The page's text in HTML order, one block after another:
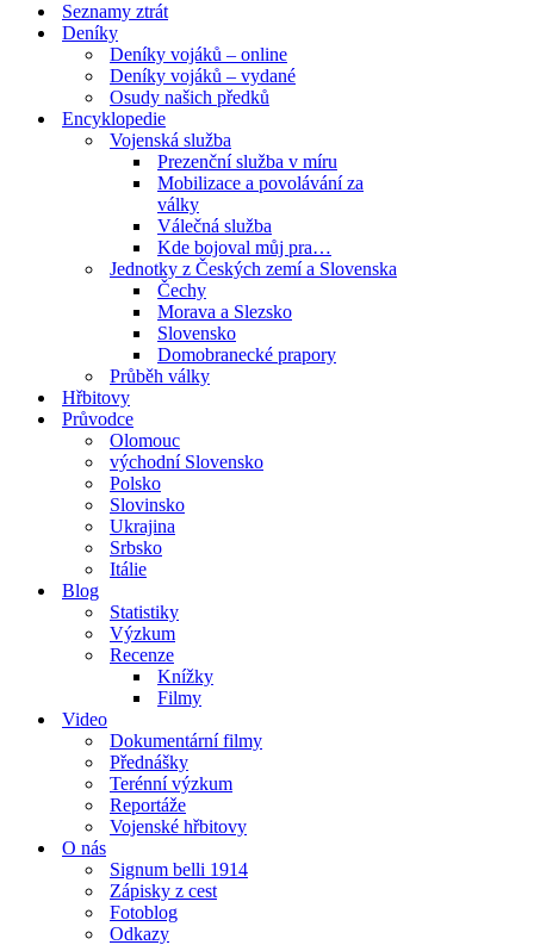
Seznamy ztrát
Deníky
Deníky vojáků – online
Deníky vojáků – vydané
Osudy našich předků
Encyklopedie
Vojenská služba
Prezenční služba v míru
Mobilizace a povolávání za
války
Válečná služba
Kde bojoval můj pra…
Jednotky z Českých zemí a Slovenska
Čechy
Morava a Slezsko
Slovensko
Domobranecké prapory
Průběh války
Hřbitovy
Průvodce
Olomouc
východní Slovensko
Polsko
Slovinsko
Ukrajina
Srbsko
Itálie
Blog
Statistiky
Výzkum
Recenze
Knížky
Filmy
Video
Dokumentární filmy
Přednášky
Terénní výzkum
Reportáže
Vojenské hřbitovy
O nás
Signum belli 1914
Zápisky z cest
Fotoblog
Odkazy